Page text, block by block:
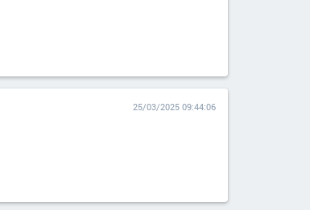
25/03/2025 09:44:06